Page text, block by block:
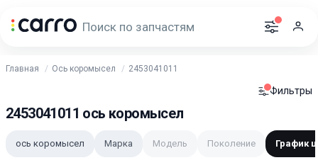
Главная Ось коромысел 2453041011
Фильтры
2453041011 ось коромысел
ось коромысел Марка Модель Поколение График